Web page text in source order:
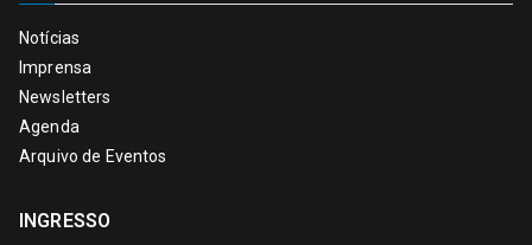
Notícias
Imprensa
Newsletters
Agenda
Arquivo de Eventos
INGRESSO